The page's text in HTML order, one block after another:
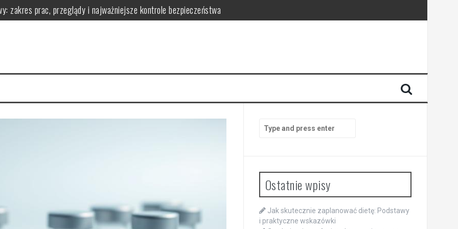
zakres prac, przeglądy i najważniejsze kontrole bezpieczeństwa
zarządzać dla zdrowia
zdrowotnymi
for:
Ostatnie wpisy
Jak skutecznie zaplanować dietę: Podstawy
i praktyczne wskazówki